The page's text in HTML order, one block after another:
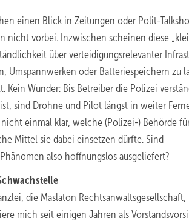
einen Blick in Zeitungen oder Polit-
nicht vorbei. Inzwischen scheinen diese
über verteidigungsrelevanter
Umspannwerken oder Batteriespeichern zu
Kein Wunder: Bis Betreiber die Polizei
sind Drohne und Pilot längst in weiter
einmal klar, welche (Polizei-) Behörde
Mittel sie dabei einsetzen dürfte. Sind
also hoffnungslos ausgeliefert?
die Maslaton
mich seit einigen Jahren als